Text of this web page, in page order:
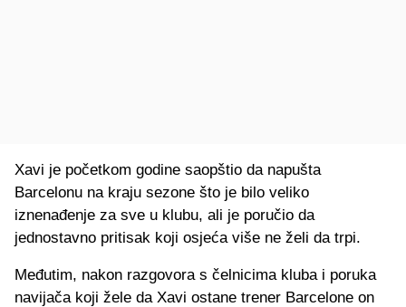
Xavi je početkom godine saopštio da napušta
Barcelonu na kraju sezone što je bilo veliko
iznenađenje za sve u klubu, ali je poručio da
jednostavno pritisak koji osjeća više ne želi da trpi.
Međutim, nakon razgovora s čelnicima kluba i poruka
navijača koji žele da Xavi ostane trener Barcelone on